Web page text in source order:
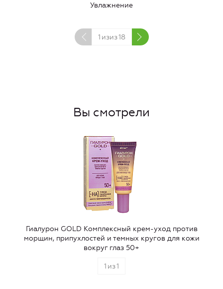
Увлажнение
1 изиз18
Вы смотрели
Гиалурон GOLD Комплексный крем-уход против
морщин, припухлостей и темных кругов для кожи
вокруг глаз 50+
1 из1